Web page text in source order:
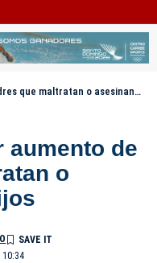
maltratan o asesinan a sus hijos
aumento de
o
10:34